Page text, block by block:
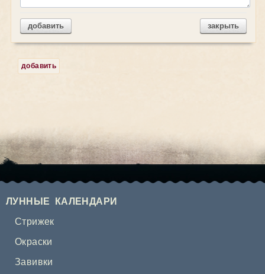
добавить закрыть
добавить
ЛУННЫЕ КАЛЕНДАРИ
Стрижек
Окраски
Завивки